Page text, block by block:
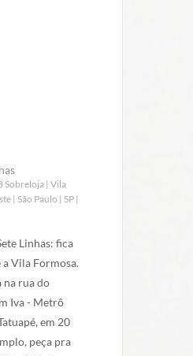
Sobreloja | Vila
| São Paulo | SP |
Linhas: fica
Vila Formosa.
na rua do
Iva - Metrô
em 20
peça pra